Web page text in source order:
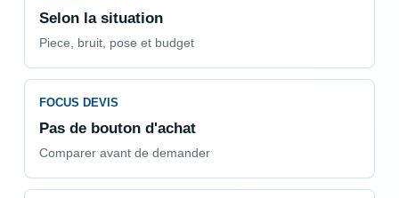
Selon la situation
Piece, bruit, pose et budget
FOCUS DEVIS
Pas de bouton d'achat
Comparer avant de demander